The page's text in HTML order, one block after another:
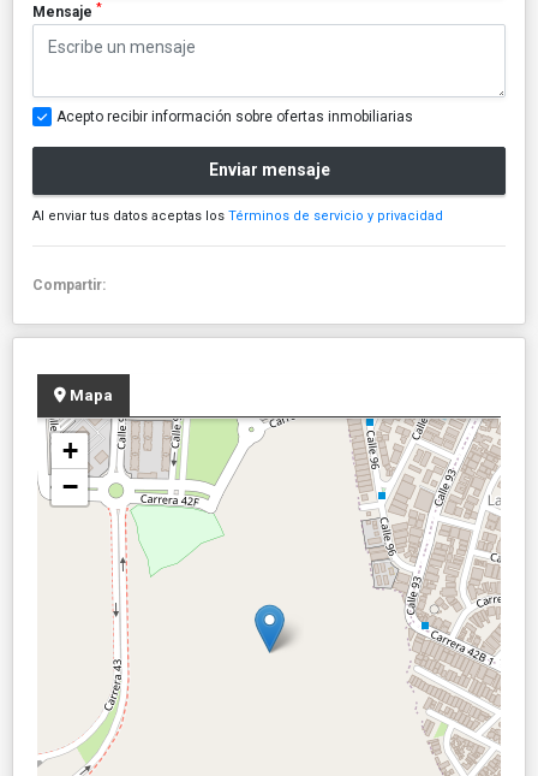
Mensaje *
Acepto recibir información sobre ofertas inmobiliarias
Enviar mensaje
Al enviar tus datos aceptas los Términos de servicio y privacidad
Compartir:
Mapa
+
−